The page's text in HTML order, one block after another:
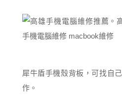
犀牛盾手機殼背板，可找自
作。